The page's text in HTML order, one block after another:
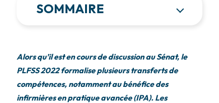
SOMMAIRE
Alors qu’il est en cours de discussion au Sénat, le
PLFSS 2022 formalise plusieurs transferts de
compétences, notamment au bénéfice des
infirmières en pratique avancée (IPA). Les